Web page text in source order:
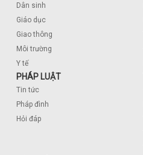
Dân sinh
Giáo dục
Giao thông
Môi trường
Y tế
PHÁP LUẬT
Tin tức
Pháp đình
Hỏi đáp